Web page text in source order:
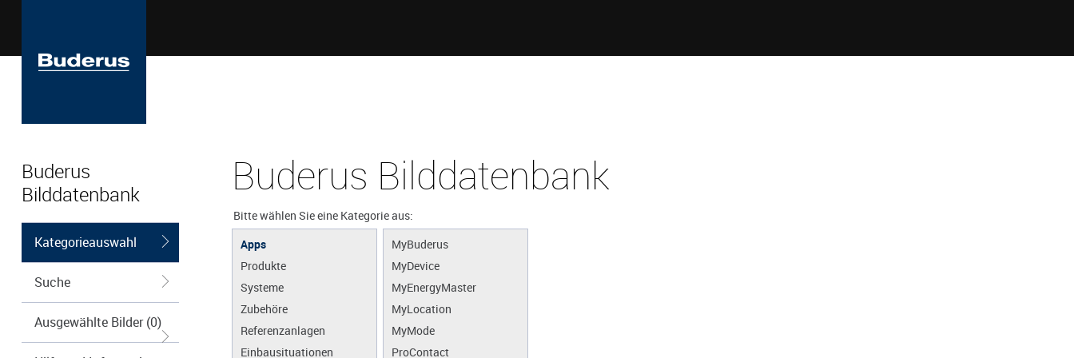
Buderus
Bilddatenbank
Kategorieauswahl
Suche
Ausgewählte Bilder (0)
Buderus Bilddatenbank
Bitte wählen Sie eine Kategorie aus:
Apps
Produkte
Systeme
Zubehöre
Referenzanlagen
Einbausituationen
MyBuderus
MyDevice
MyEnergyMaster
MyLocation
MyMode
ProContact